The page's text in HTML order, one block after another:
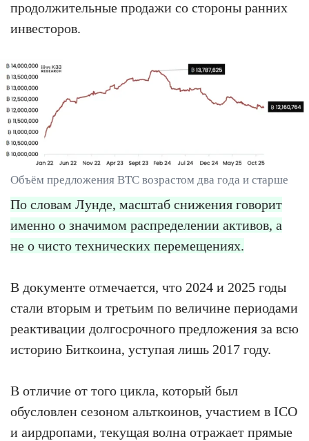
продолжительные продажи со стороны ранних
инвесторов.
Объём предложения BTC возрастом два года и старше
По словам Лунде, масштаб снижения говорит
именно о значимом распределении активов, а
не о чисто технических перемещениях.
В документе отмечается, что 2024 и 2025 годы
стали вторым и третьим по величине периодами
реактивации долгосрочного предложения за всю
историю Биткоина, уступая лишь 2017 году.
В отличие от того цикла, который был
обусловлен сезоном альткоинов, участием в ICO
и аирдропами, текущая волна отражает прямые